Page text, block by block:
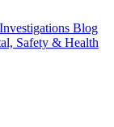
Blog
Safety & Health